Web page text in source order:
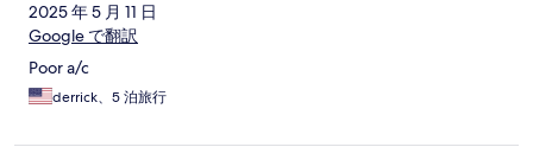
2025 年 5 月 11 日
Google で翻訳
Poor a/c
derrick、5 泊旅行